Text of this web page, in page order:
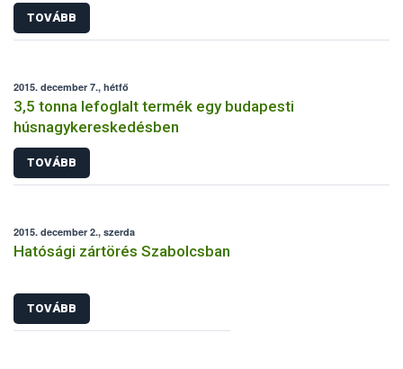
TOVÁBB
2015. december 7., hétfő
3,5 tonna lefoglalt termék egy budapesti
húsnagykereskedésben
TOVÁBB
2015. december 2., szerda
Hatósági zártörés Szabolcsban
TOVÁBB